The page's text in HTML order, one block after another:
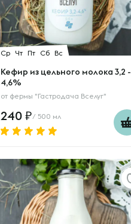
Ср Чт Пт Сб Вс
Кефир из цельного молока 3,2 -
4,6%
от фермы "Гастродача Вселуг"
240 / 500 мл